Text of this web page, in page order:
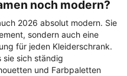
noch modern?
2026 absolut modern. Sie
sondern auch eine
für jeden Kleiderschrank.
sie sich ständig
und Farbpaletten